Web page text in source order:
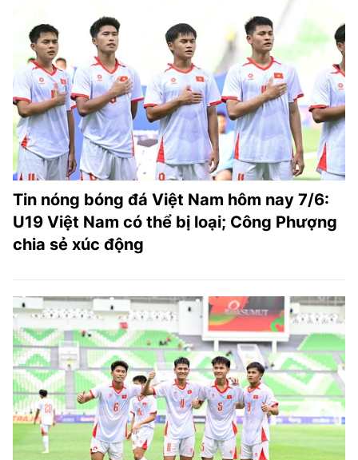
Tin nóng bóng đá Việt Nam hôm nay 7/6:
U19 Việt Nam có thể bị loại; Công Phượng
chia sẻ xúc động